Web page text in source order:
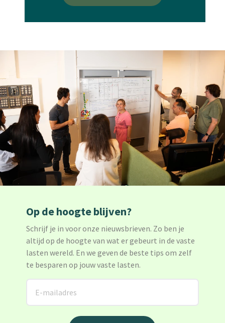
Op de hoogte blijven?
Schrijf je in voor onze nieuwsbrieven. Zo ben je
altijd op de hoogte van wat er gebeurt in de vaste
lasten wereld. En we geven de beste tips om zelf
te besparen op jouw vaste lasten.